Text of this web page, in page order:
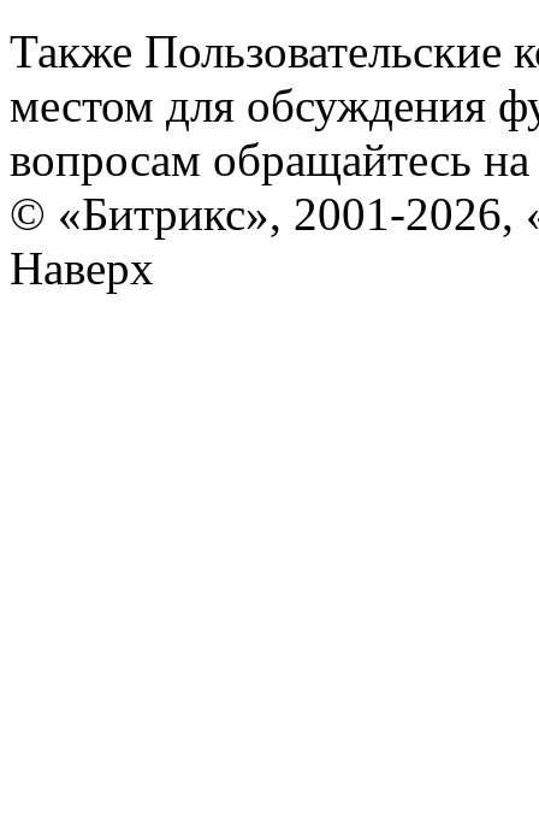
Также Пользовательские
местом для обсуждения
вопросам обращайтесь
© «Битрикс», 2001-2026,
Наверх